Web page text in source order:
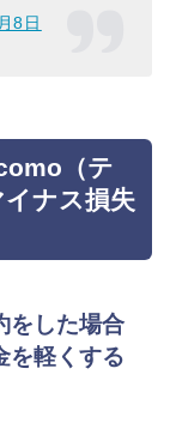
8日
（テ
ナス損失
をした場合
を軽くする